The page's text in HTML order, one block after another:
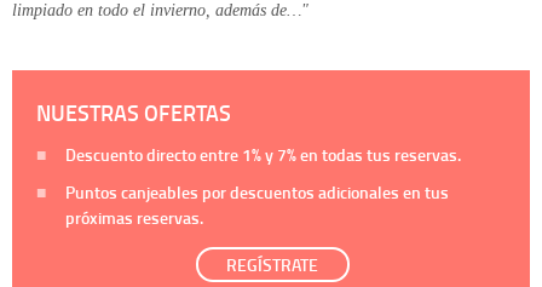
limpiado en todo el invierno, además de…"
NUESTRAS OFERTAS
Descuento directo entre 1%y 7%en todas tus reservas.
Puntos canjeables por descuentos adicionales en tus
próximas reservas.
REGÍSTRATE